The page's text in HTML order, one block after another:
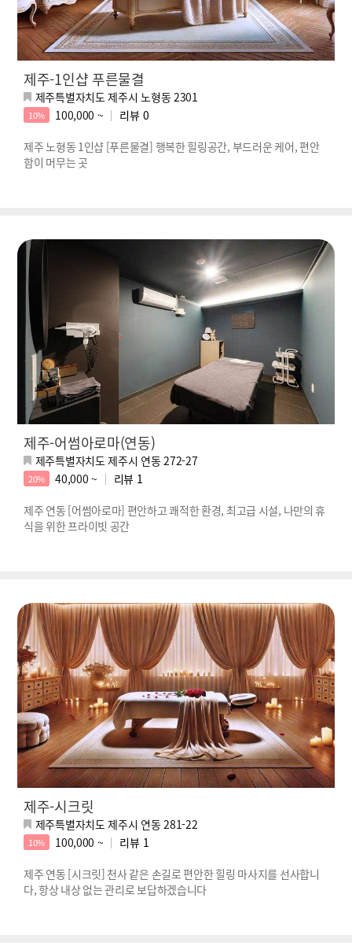
제주-1인샵 푸른물결
제주특별자치도 제주시 노형동 2301
10% 100,000 ~ 리뷰 0
제주 노형동 1인샵 [푸른물결] 행복한 힐링공간, 부드러운 케어, 편안
함이 머무는 곳
제주-어썸아로마(연동)
제주특별자치도 제주시 연동 272-27
20% 40,000 ~ 리뷰 1
제주 연동 [어썸아로마] 편안하고 쾌적한 환경, 최고급 시설, 나만의 휴
식을 위한 프라이빗 공간
제주-시크릿
제주특별자치도 제주시 연동 281-22
10% 100,000 ~ 리뷰 1
제주 연동 [시크릿] 천사 같은 손길로 편안한 힐링 마사지를 선사합니
다, 항상 내상 없는 관리로 보답하겠습니다